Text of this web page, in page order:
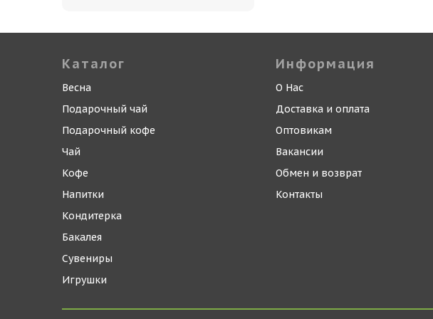
Каталог
Весна
Подарочный чай
Подарочный кофе
Чай
Кофе
Напитки
Кондитерка
Бакалея
Сувениры
Игрушки
Информация
О Нас
Доставка и оплата
Оптовикам
Вакансии
Обмен и возврат
Контакты